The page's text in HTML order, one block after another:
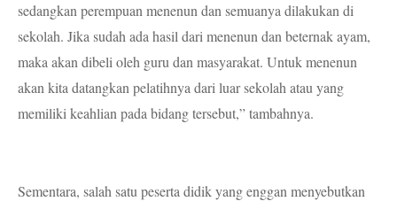
sedangkan perempuan menenun dan semuanya dilakukan di
sekolah. Jika sudah ada hasil dari menenun dan beternak ayam,
maka akan dibeli oleh guru dan masyarakat. Untuk menenun
akan kita datangkan pelatihnya dari luar sekolah atau yang
memiliki keahlian pada bidang tersebut,” tambahnya.
Sementara, salah satu peserta didik yang enggan menyebutkan